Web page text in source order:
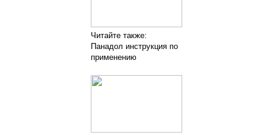
Читайте также:
Панадол инструкция по
применению